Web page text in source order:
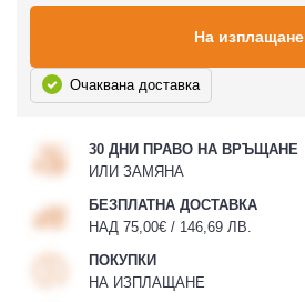
На изплащане
Очаквана доставка
30 ДНИ ПРАВО НА ВРЪЩАНЕ
ИЛИ ЗАМЯНА
БЕЗПЛАТНА ДОСТАВКА
НАД 75,00€ / 146,69 ЛВ.
ПОКУПКИ
НА ИЗПЛАЩАНЕ